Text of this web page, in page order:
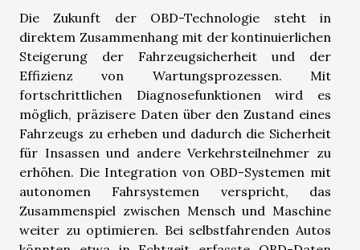
Die Zukunft der OBD-Technologie steht in
direktem Zusammenhang mit der kontinuierlichen
Steigerung der Fahrzeugsicherheit und der
Effizienz von Wartungsprozessen. Mit
fortschrittlichen Diagnosefunktionen wird es
möglich, präzisere Daten über den Zustand eines
Fahrzeugs zu erheben und dadurch die Sicherheit
für Insassen und andere Verkehrsteilnehmer zu
erhöhen. Die Integration von OBD-Systemen mit
autonomen Fahrsystemen verspricht, das
Zusammenspiel zwischen Mensch und Maschine
weiter zu optimieren. Bei selbstfahrenden Autos